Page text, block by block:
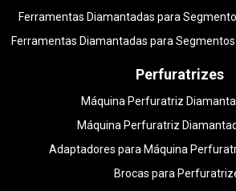
Ferramentas Diamantadas para
Ferramentas Diamantadas para
Perfuratrizes
Máquina Perfuratriz
Máquina Perfuratriz
Adaptadores para Máquina
Brocas para